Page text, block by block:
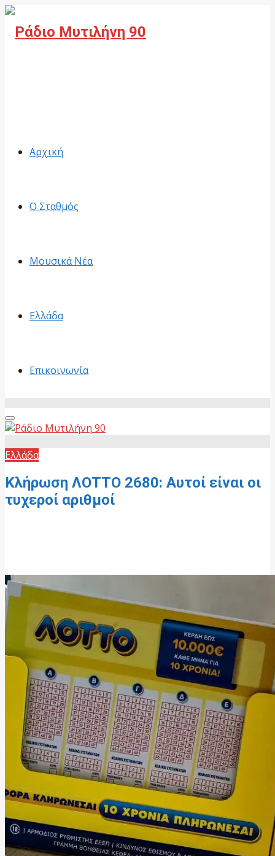
Αρχική
Ο Σταθμός
Μουσικά Νέα
Ελλάδα
Επικοινωνία
Primary
Menu
Ελλάδα
Κλήρωση ΛΟΤΤΟ 2680: Αυτοί είναι οι
τυχεροί αριθμοί